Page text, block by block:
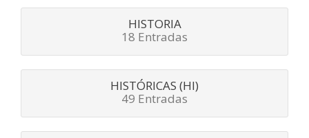
HISTORIA
18 Entradas
HISTÓRICAS (HI)
49 Entradas